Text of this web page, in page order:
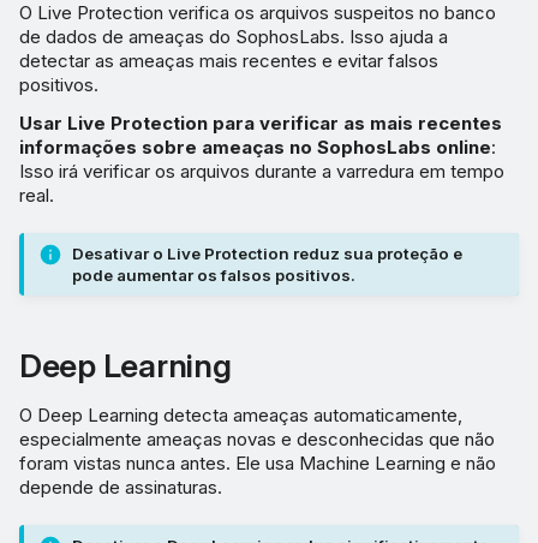
O Live Protection verifica os arquivos suspeitos no banco
de dados de ameaças do SophosLabs. Isso ajuda a
detectar as ameaças mais recentes e evitar falsos
positivos.
Usar Live Protection para verificar as mais recentes
informações sobre ameaças no SophosLabs online:
Isso irá verificar os arquivos durante a varredura em tempo
real.
Desativar o Live Protection reduz sua proteção e
pode aumentar os falsos positivos.
Deep Learning
O Deep Learning detecta ameaças automaticamente,
especialmente ameaças novas e desconhecidas que não
foram vistas nunca antes. Ele usa Machine Learning e não
depende de assinaturas.